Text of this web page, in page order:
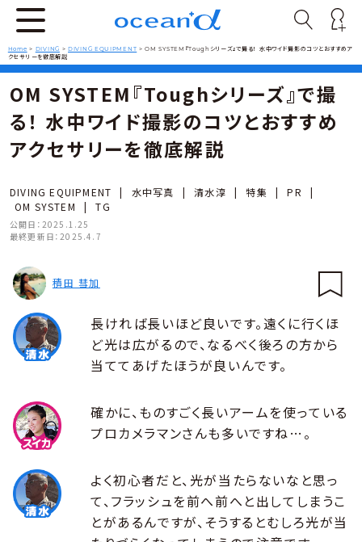
Home > DIVING >DIVING EQUIPMENT >OM SYSTEM『Toughシリーズ』で撮る！ 水中ワイド撮影のコツとおすすめア
クセサリーを徹底解説
OM SYSTEM『Toughシリーズ』で撮
る！ 水中ワイド撮影のコツとおすすめ
アクセサリーを徹底解説
DIVING EQUIPMENT | 水中写真 | 清水淳 | 特集 | PR
|
OM SYSTEM
| TG
公開日： 2025.1.25
最終更新日： 2025.4.7
積田 彗加
長ければ長いほど良いです。遠くに行くほ
ど光は広がるので、なるべく後ろの方から
当ててあげたほうが良いんです。
確かに、ものすごく長いアームを使っている
プロカメラマンさんも多いですね…。
よく初心者だと、光が当たらないなと思っ
て、フラッシュを前へ前へと出してしまうこ
とがあるんですが、そうするとむしろ光が当